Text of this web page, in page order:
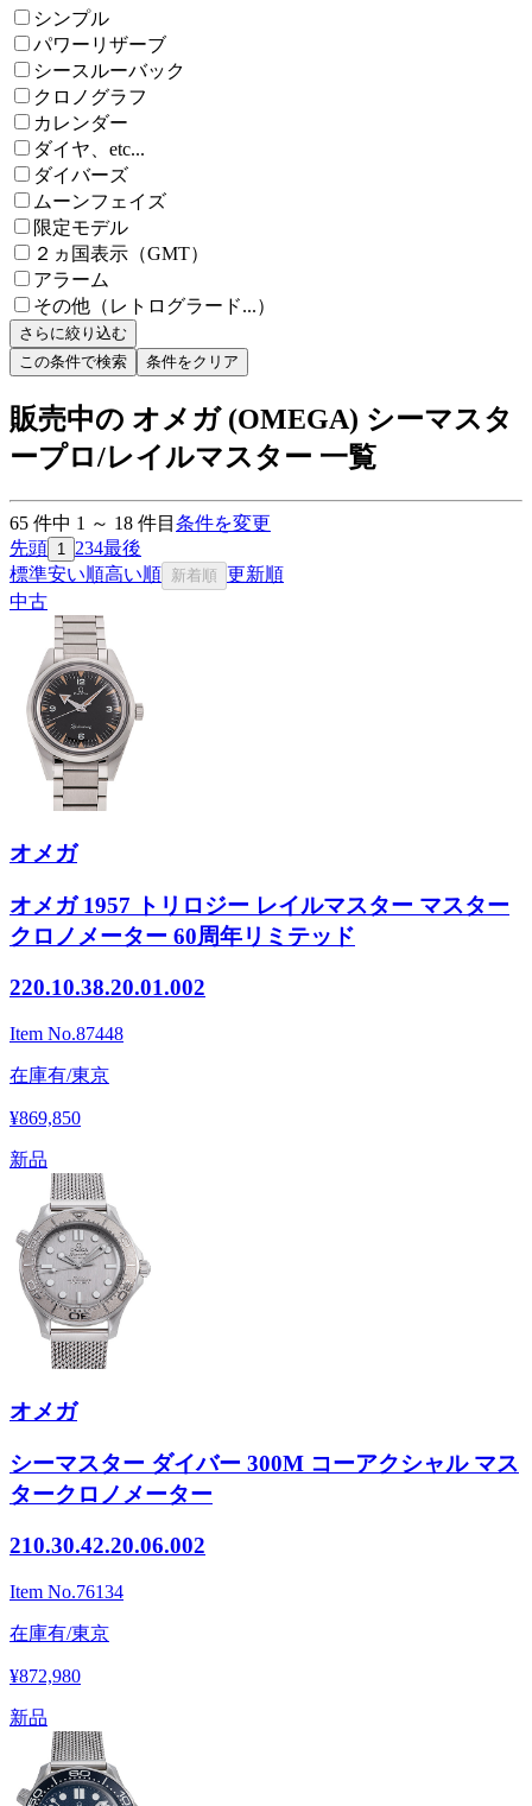
シンプル
パワーリザーブ
シースルーバック
クロノグラフ
カレンダー
ダイヤ、etc...
ダイバーズ
ムーンフェイズ
限定モデル
２ヵ国表示（GMT）
アラーム
その他（レトログラード...）
さらに絞り込む
この条件で検索
条件をクリア
販売中の オメガ (OMEGA) シーマスタ
ープロ/レイルマスター 一覧
65 件中 1 ～ 18 件目 条件を変更
先頭 1 234最後
標準安い順高い順 新着順 更新順
中古
オメガ
オメガ 1957 トリロジー レイルマスター マスター
クロノメーター 60周年リミテッド
220.10.38.20.01.002
Item No.87448
在庫有/東京
¥869,850
新品
オメガ
シーマスター ダイバー 300M コーアクシャル マス
タークロノメーター
210.30.42.20.06.002
Item No.76134
在庫有/東京
¥872,980
新品